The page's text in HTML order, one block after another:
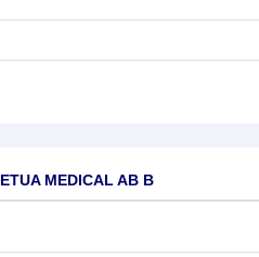
MEDICAL AB B